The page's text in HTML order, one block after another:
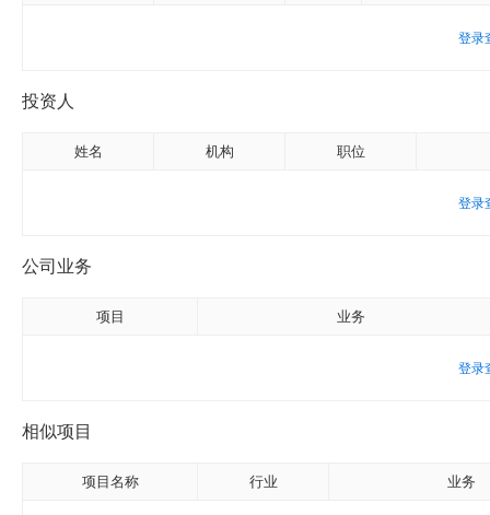
登录
投资人
姓名 机构 职位
登录
公司业务
项目 业务
登录
相似项目
项目名称 行业 业务